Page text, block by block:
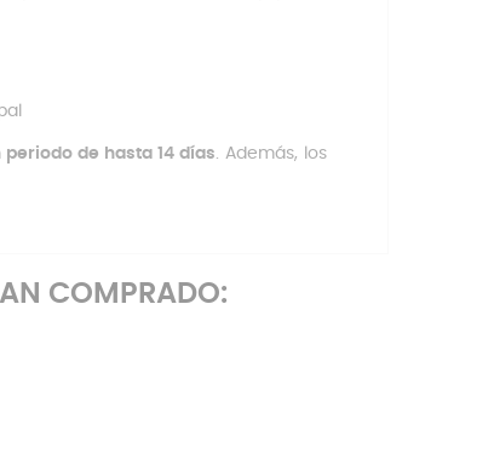
de hasta 14 días. Además, los
COMPRADO: